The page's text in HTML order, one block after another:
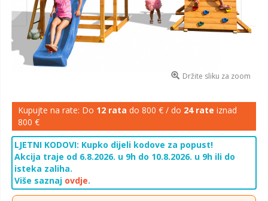
Držite sliku za zoom
Kupujte na rate: Do 12 rata do 800 € / do 24 rate iznad
800 €
LJETNI KODOVI: Kupko dijeli kodove za popust!
Akcija traje od 6.8.2026. u 9h do 10.8.2026. u 9h ili do
isteka zaliha.
Više saznaj ovdje.